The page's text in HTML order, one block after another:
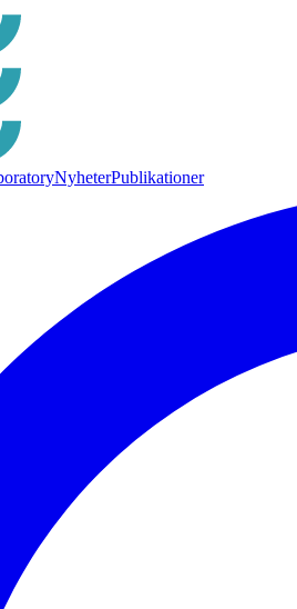
NyheterPublikationer